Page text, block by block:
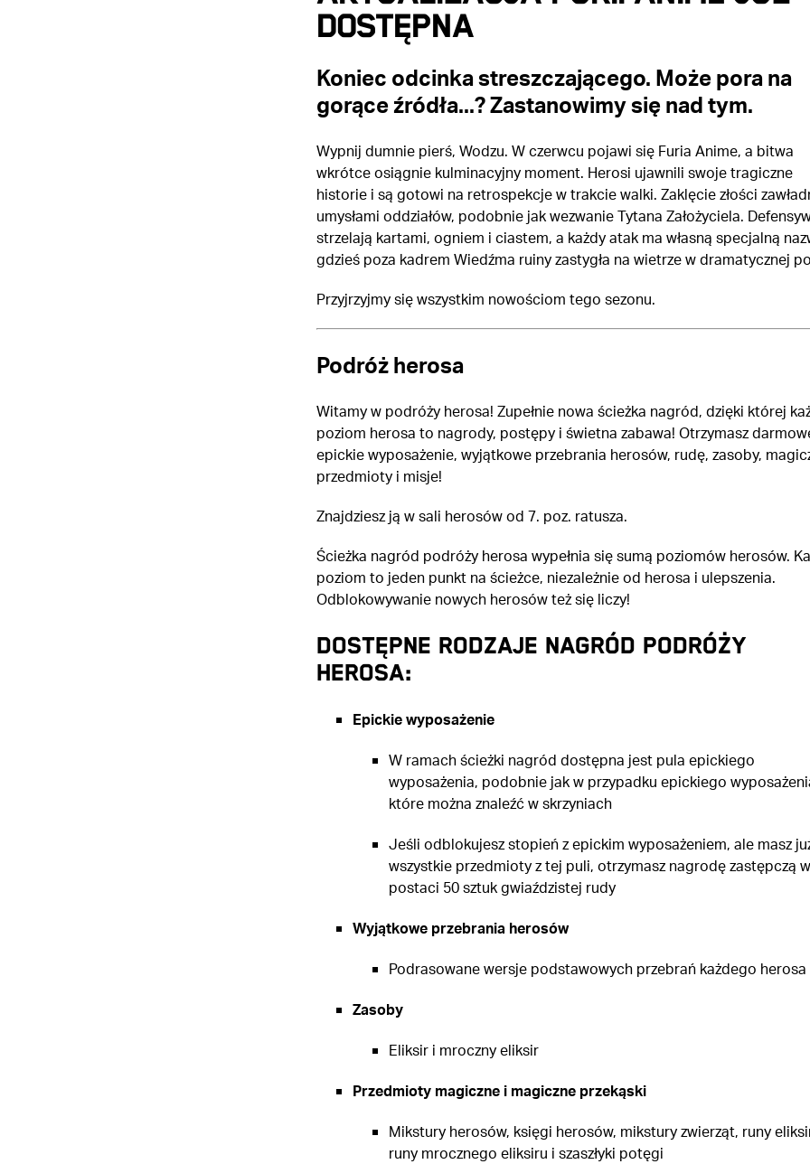
DOSTĘPNA
Koniec odcinka streszczającego. Może pora na
gorące źródła...? Zastanowimy się nad tym.
Wypnij dumnie pierś, Wodzu. W czerwcu pojawi się Furia Anime, a bitwa
wkrótce osiągnie kulminacyjny moment. Herosi ujawnili swoje tragiczne
historie i są gotowi na retrospekcje w trakcie walki. Zaklęcie złości
umysłami oddziałów, podobnie jak wezwanie Tytana Założyciela.
strzelają kartami, ogniem i ciastem, a każdy atak ma własną specjalną
gdzieś poza kadrem Wiedźma ruiny zastygła na wietrze w dramatycznej
Przyjrzyjmy się wszystkim nowościom tego sezonu.
Podróż herosa
Witamy w podróży herosa! Zupełnie nowa ścieżka nagród, dzięki której
poziom herosa to nagrody, postępy i świetna zabawa! Otrzymasz
epickie wyposażenie, wyjątkowe przebrania herosów, rudę, zasoby,
przedmioty i misje!
Znajdziesz ją w sali herosów od 7. poz. ratusza.
Ścieżka nagród podróży herosa wypełnia się sumą poziomów herosów.
poziom to jeden punkt na ścieżce, niezależnie od herosa i ulepszenia.
Odblokowywanie nowych herosów też się liczy!
Dostępne rodzaje nagród podróży
herosa:
Epickie wyposażenie
W ramach ścieżki nagród dostępna jest pula epickiego
wyposażenia, podobnie jak w przypadku epickiego
które można znaleźć w skrzyniach
Jeśli odblokujesz stopień z epickim wyposażeniem, ale masz
wszystkie przedmioty z tej puli, otrzymasz nagrodę zastępczą w
postaci 50 sztuk gwiaździstej rudy
Wyjątkowe przebrania herosów
Podrasowane wersje podstawowych przebrań każdego herosa
Zasoby
Eliksir i mroczny eliksir
Przedmioty magiczne i magiczne przekąski
Mikstury herosów, księgi herosów, mikstury zwierząt, runy
runy mrocznego eliksiru i szaszłyki potęgi